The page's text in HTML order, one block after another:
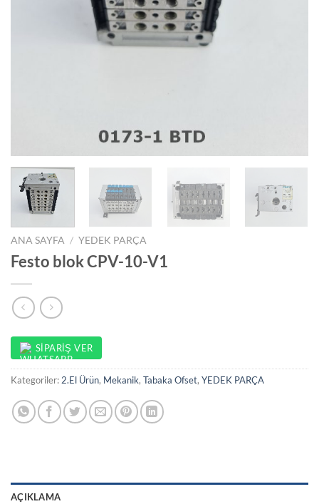
ANA SAYFA / YEDEK PARÇA
Festo blok CPV-10-V1
SIPARIŞ VER
Kategoriler: 2.El Ürün, Mekanik, Tabaka Ofset, YEDEK PARÇA
AÇIKLAMA